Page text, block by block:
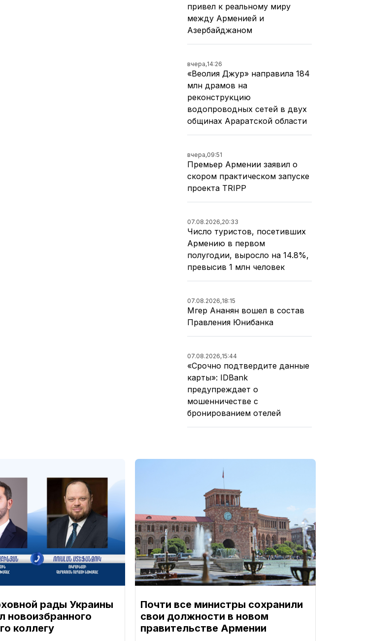
привел к реальному миру
между Арменией и
Азербайджаном
вчера,14:26
«Веолия Джур» направила 184
млн драмов на
реконструкцию
водопроводных сетей в двух
общинах Араратской области
вчера,09:51
Премьер Армении заявил о
скором практическом запуске
проекта TRIPP
07.08.2026,20:33
Число туристов, посетивших
Армению в первом
полугодии, выросло на 14.8%,
превысив 1 млн человек
07.08.2026,18:15
Мгер Ананян вошел в состав
Правления Юнибанка
07.08.2026,15:44
«Срочно подтвердите данные
карты»: IDBank
предупреждает о
мошенничестве с
бронированием отелей
рады Украины
новоизбранного
коллегу
Почти все министры сохранили
свои должности в новом
правительстве Армении